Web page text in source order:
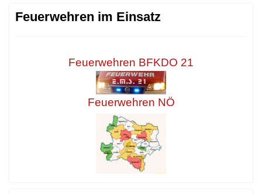
Feuerwehren im Einsatz
Feuerwehren BFKDO 21
Feuerwehren NÖ